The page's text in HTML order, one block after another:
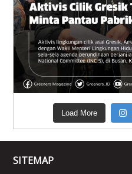
Load More
SITEMAP